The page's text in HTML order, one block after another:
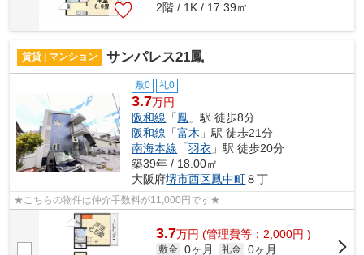
2階 / 1K / 17.39㎡
賃貸 | マンション サンパレス21鳳
敷0 礼0
3.7万円
阪和線 「鳳 」駅 徒歩8分
阪和線 「富木 」駅 徒歩21分
南海本線 「羽衣 」駅 徒歩20分
築39年 / 18.00㎡
大阪府堺市西区鳳中町８丁
★こちらの物件は仲介手数料が11,000円です★
3.7万円 (管理費等：2,000円 )
敷金 0ヶ月 礼金 0ヶ月